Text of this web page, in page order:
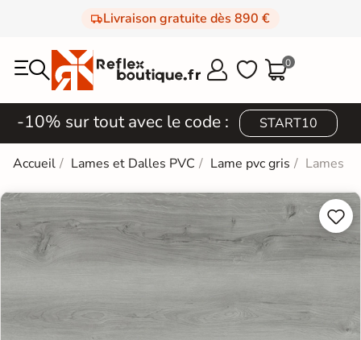
Livraison gratuite dès 890 €
  0
-10% sur tout avec le code : START10
Accueil Lames et Dalles PVC Lame pvc gris Lames

